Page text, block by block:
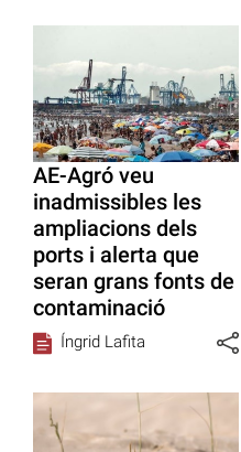
AE-Agró veu
inadmissibles les
ampliacions dels
ports i alerta que
seran grans fonts de
contaminació
Íngrid Lafita